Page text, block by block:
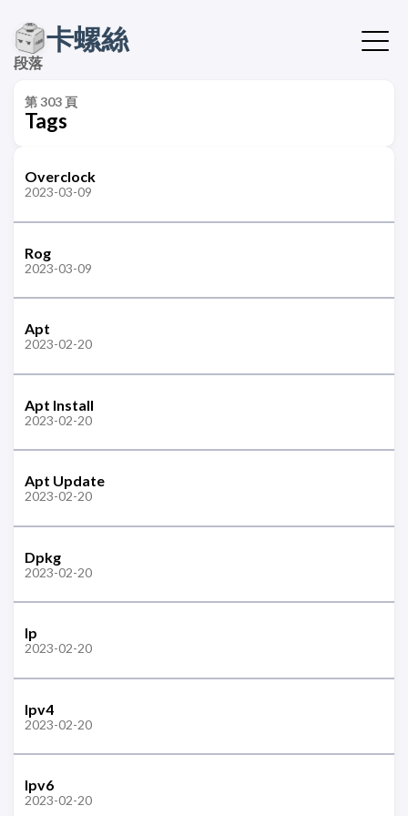
卡螺絲
段落
第 303 頁
Tags
Overclock
2023-03-09
Rog
2023-03-09
Apt
2023-02-20
Apt Install
2023-02-20
Apt Update
2023-02-20
Dpkg
2023-02-20
Ip
2023-02-20
Ipv4
2023-02-20
Ipv6
2023-02-20